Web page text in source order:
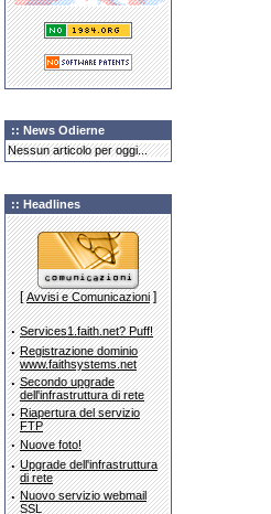
:: News Odierne
Nessun articolo per oggi...
:: Headlines
[Avvisi e Comunicazioni]
· Services1.faith.net? Puff!
· Registrazione dominio
www.faithsystems.net
· Secondo upgrade
dell'infrastruttura di rete
· Riapertura del servizio
FTP
· Nuove foto!
· Upgrade dell'infrastruttura
di rete
· Nuovo servizio webmail
SSL